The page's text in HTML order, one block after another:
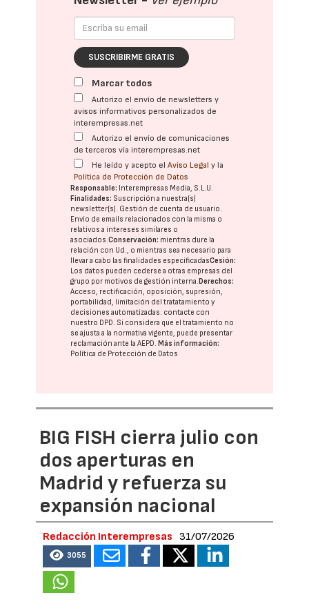
SUSCRIBIRME GRATIS
Marcar todos
Autorizo el envío de newsletters y
avisos informativos personalizados de
interempresas.net
Autorizo el envío de comunicaciones
de terceros vía interempresas.net
He leído y acepto elAviso Legal y la
Política de Protección de Datos
Responsable: Interempresas Media, S.L.U.
Finalidades: Suscripción a nuestra(s)
newsletter(s). Gestión de cuenta de usuario.
Envío de emails relacionados con la misma o
relativos a intereses similares o
asociados.Conservación: mientras dure la
relación con Ud., o mientras sea necesario para
llevar a cabo las finalidades especificadasCesión:
Los datos pueden cederse a otras empresas del
grupo por motivos de gestión interna.Derechos:
Acceso, rectificación, oposición, supresión,
portabilidad, limitación del tratatamiento y
decisiones automatizadas: contacte con
nuestro DPD. Si considera que el tratamiento no
se ajusta a la normativa vigente, puede presentar
reclamación ante laAEPD.Más información:
Política de Protección de Datos
BIG FISH cierra julio con
dos aperturas en
Madrid y refuerza su
expansión nacional
Redacción Interempresas 31/07/2026
3055